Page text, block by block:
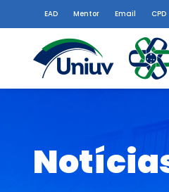
EAD Mentor Email CPD